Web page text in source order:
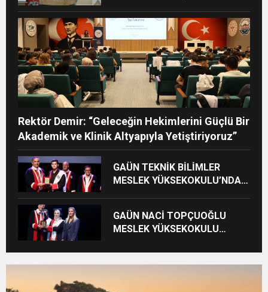
HEYECANI
Rektör Demir: “Geleceğin Hekimlerini Güçlü Bir
Akademik ve Klinik Altyapıyla Yetiştiriyoruz”
GAÜN TEKNİK BİLİMLER
MESLEK YÜKSEKOKULU’NDA
GAÜN NACİ TOPÇUOĞLU
MESLEK YÜKSEKOKULU